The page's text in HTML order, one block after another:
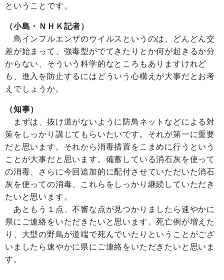
ということです。
（小島・ＮＨＫ記者）
鳥インフルエンザのウイルスというのは、どんどん交
差が始まって、強毒型がでてきたりとか何が起きるか分
からない、そういう科学的なところもありますけれど
も、進入を防止するにはどういう心構えが大事だとお考
えでしょうか。
（知事）
まずは、抜け道がないように防鳥ネットなどによる対
策をしっかり講じてもらいたいです。それが第一に重要
だと思います。それから消毒措置をこまめに行うという
ことが大事だと思います。備蓄している消石灰を使って
の消毒、さらに今回追加的に配付させていただいた消石
灰を使っての消毒、これらをしっかり継続していただき
たいと思います。
あともう１点、不審な点が見つかりましたら速やかに
県にご連絡をいただきたいと思います。死亡例が増えた
り、大型の野鳥が道端で死んでいたりということがござ
いましたら速やかに県にご連絡をいただきたいと思いま
す。